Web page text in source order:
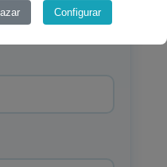
Configurar